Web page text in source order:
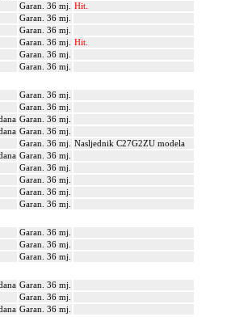
Garan. 36 mj.
Hit.
Garan. 36 mj.
Garan. 36 mj.
Garan. 36 mj.
Hit.
Garan. 36 mj.
Garan. 36 mj.
Garan. 36 mj.
Garan. 36 mj.
Garan. 36 mj.
Garan. 36 mj.
Garan. 36 mj.
Nasljednik C27G2ZU modela
Garan. 36 mj.
Garan. 36 mj.
Garan. 36 mj.
Garan. 36 mj.
Garan. 36 mj.
Garan. 36 mj.
Garan. 36 mj.
Garan. 36 mj.
Garan. 36 mj.
Garan. 36 mj.
Garan. 36 mj.